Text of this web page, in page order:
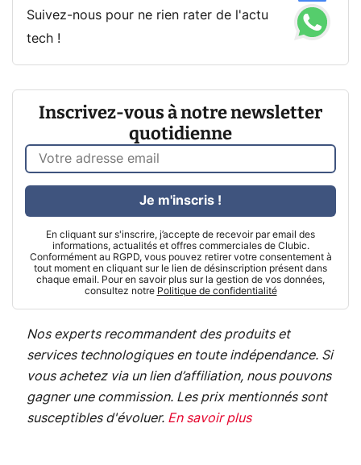
Suivez-nous pour ne rien rater de l'actu
tech !
Inscrivez-vous à notre newsletter
quotidienne
En cliquant sur s'inscrire, j’accepte de recevoir par email des
informations, actualités et offres commerciales de Clubic.
Conformément au RGPD, vous pouvez retirer votre consentement à
tout moment en cliquant sur le lien de désinscription présent dans
chaque email. Pour en savoir plus sur la gestion de vos données,
consultez notre Politique de confidentialité
Je m'inscris !
Nos experts recommandent des produits et
services technologiques en toute indépendance. Si
vous achetez via un lien d’affiliation, nous pouvons
gagner une commission. Les prix mentionnés sont
susceptibles d'évoluer. En savoir plus